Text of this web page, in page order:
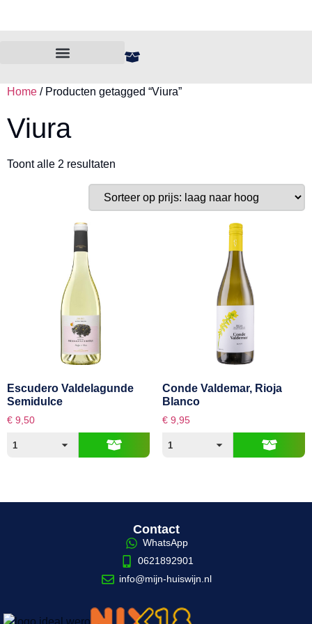
🍾 Alles onder de €10,-
Home / Producten getagged “Viura”
Viura
Toont alle 2 resultaten
Escudero Valdelagunde
Semidulce
€ 9,50
Conde Valdemar, Rioja
Blanco
€9,95
Contact
WhatsApp
0621892901
info@mijn-huiswijn.nl